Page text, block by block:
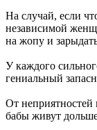
На случай, если
независимой
на жопу и
У каждого
гениальный
От неприятностей
бабы живут